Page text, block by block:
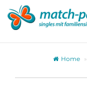
Home